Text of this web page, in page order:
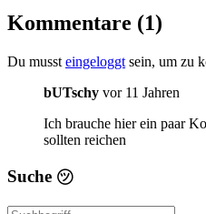
Kommentare (1)
Du musst eingeloggt sein, um zu
bUTschy vor 11 Jahren
Ich brauche hier ein paar
sollten reichen
Suche ㋡